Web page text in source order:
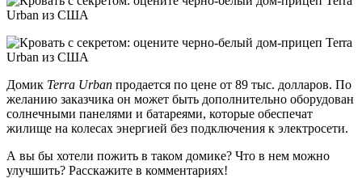
Домик Terra Urban продается по цене от 89 тыс. долларов. По
желанию заказчика он может быть дополнительно оборудован
солнечными панелями и батареями, которые обеспечат
жилище на колесах энергией без подключения к электросети.
А вы бы хотели пожить в таком домике? Что в нем можно
улучшить? Расскажите в комментариях!